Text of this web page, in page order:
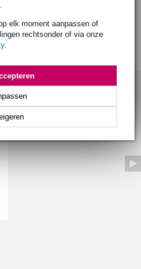
elk moment aanpassen of
rechtsonder of via onze
.